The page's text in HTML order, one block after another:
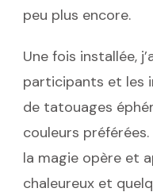
peu plus encore.
Une fois installée,
participants et les
de tatouages
couleurs
la magie opère et
chaleureux et